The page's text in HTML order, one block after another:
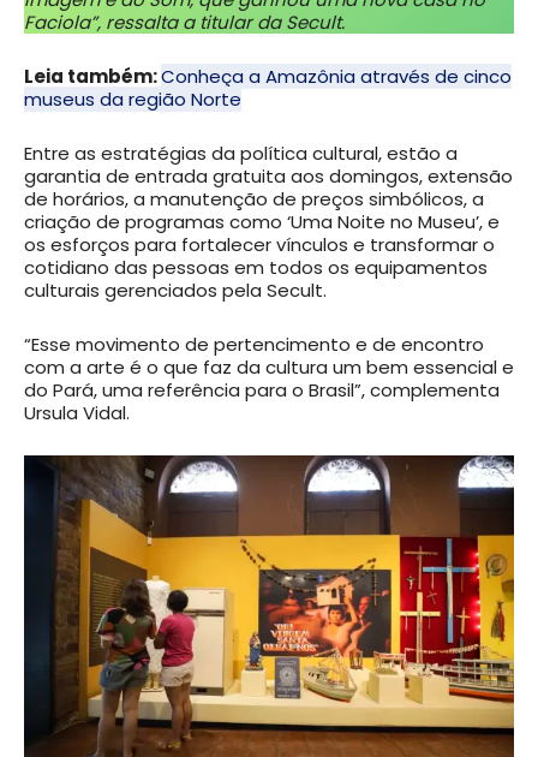
Faciola”, ressalta a titular da Secult.
Leia também:Conheça a Amazônia através de cinco
museus da região Norte
Entre as estratégias da política cultural, estão a
garantia de entrada gratuita aos domingos, extensão
de horários, a manutenção de preços simbólicos, a
criação de programas como ‘Uma Noite no Museu’, e
os esforços para fortalecer vínculos e transformar o
cotidiano das pessoas em todos os equipamentos
culturais gerenciados pela Secult.
“Esse movimento de pertencimento e de encontro
com a arte é o que faz da cultura um bem essencial e
do Pará, uma referência para o Brasil”, complementa
Ursula Vidal.